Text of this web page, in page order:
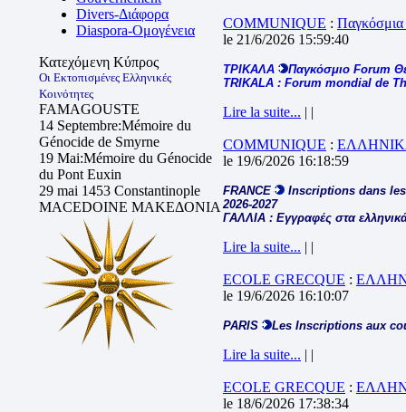
Divers-Διάφορα
Diaspora-Ομογένεια
Κατεχόμενη Κύπρος
Οι Εκτοπισμένες Ελληνικές
Κοινότητες
FAMAGOUSTE
14 Septembre:Mémoire du
Génocide de Smyrne
19 Mai:Mémoire du Génocide
du Pont Euxin
29 mai 1453 Constantinople
MACEDOINE ΜΑΚΕΔΟΝΙΑ
COMMUNIQUE :
le 21/6/2026 15:59:40
ΤΡΙΚΑΛΑ
Παγκόσμιο Forum
TRIKALA : Forum mondial de
Lire la suite... | |
COMMUNIQUE :
le 19/6/2026 16:18:59
FRANCE
Inscriptions dans
2026-2027
ΓΑΛΛΙΑ : Εγγραφές στα
Lire la suite... | |
ECOLE GRECQUE :
le 19/6/2026 16:10:07
PARIS Les Inscriptions aux
Lire la suite... | |
ECOLE GRECQUE :
le 18/6/2026 17:38:34